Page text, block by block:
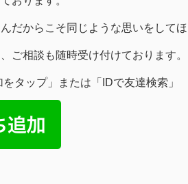
だからこそ同じような思いをして
ご相談も随時受け付けております。
タップ」 または「IDで友達検索」